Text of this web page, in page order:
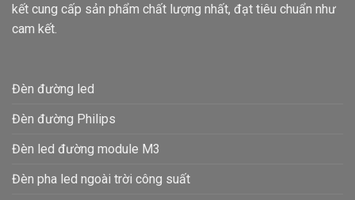
kết cung cấp sản phẩm chất lượng nhất, đạt tiêu chuẩn như
cam kết.
Đèn đường led
Đèn đường Philips
Đèn led đường module M3
Đèn pha led ngoài trời công suất